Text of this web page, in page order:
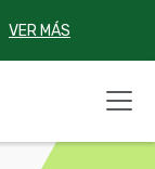
VER MÁS